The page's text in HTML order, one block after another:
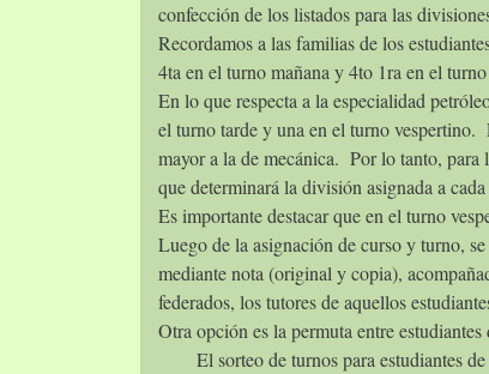
confección de los listados para las
Recordamos a las familias de los
4ta en el turno mañana y 4to 1ra en el
En lo que respecta a la especialidad
el turno tarde y una en el turno
mayor a la de mecánica. Por lo tanto, para
que determinará la división asignada a
Es importante destacar que en el turno
Luego de la asignación de curso y turno,
mediante nota (original y copia),
federados, los tutores de aquellos
Otra opción es la permuta entre
El sorteo de turnos para estudiantes